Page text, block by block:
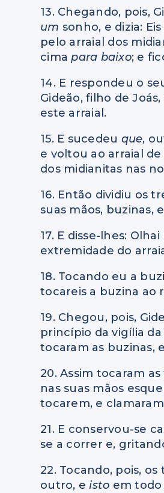
13. Chegando, pois,
um sonho, e dizia:
pelo arraial dos
cimapara baixo; e
14. E respondeu o
Gideão, filho de
este arraial.
15. E sucedeu que,
e voltou ao arraial
dos midianitas nas
16. Então dividiu os
suas mãos, buzinas,
17. E disse-lhes:
extremidade do
18. Tocando eu a
tocareis a buzina ao
19. Chegou, pois,
princípio da vigília
tocaram as buzinas,
20. Assim tocaram
nas suas mãos
tocarem, e
21. E conservou-se
se a correr e,
22. Tocando, pois,
outro, eisto em todo